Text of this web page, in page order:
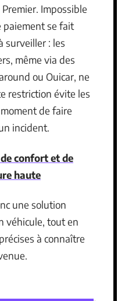
Impossible
paiement se fait
surveiller : les
même via des
ou Ouicar, ne
restriction évite les
de faire
incident.
confort et de
haute
une solution
véhicule, tout en
à connaître